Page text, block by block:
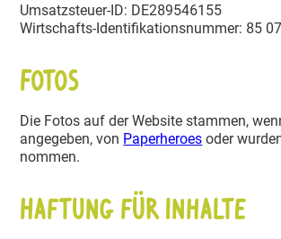
Umsatz­steuer-ID: DE289546155
Wirtschafts-Identi­fi­ka­ti­ons­nummer: 85
Fotos
Die Fotos auf der Website stammen,
angegeben, von Paper­heroes oder
nommen.
Haftung für Inhalte